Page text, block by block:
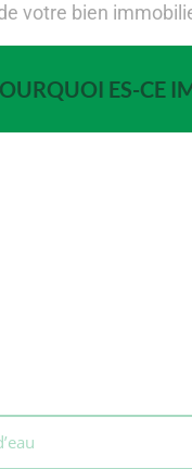
votre bien
ES-CE